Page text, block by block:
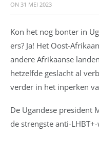
ON 31 MEI 2023
Kon het nog bonter in
ers? Ja! Het Oost-
andere Afrikaanse
hetzelfde geslacht al
verder in het inperken
De Ugandese president
de strengste anti-